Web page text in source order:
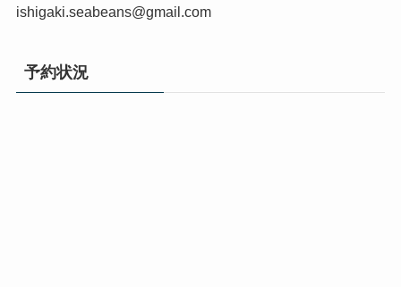
ishigaki.seabeans@gmail.com
予約状況